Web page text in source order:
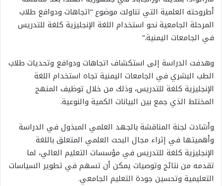
أطروحته العلمية التي تناولت موضوع “اتجاهات ودوافع طلاب
المرحلة الجامعية نحو استخدام اللغة الإنجليزية كلغة للتدريس
في الجامعات اليمنية.”
وهدفت الدراسة إلى استكشاف اتجاهات ودوافع وتحديات طلاب
الطب البشري في الجامعات اليمنية تجاه استخدام اللغة
الإنجليزية كلغة للتدريس، وذلك من خلال توظيف المنهج
المختلط الذي جمع بين البيانات الكمية والنوعية.
وأشادت لجنة المناقشة بالجهد العلمي المبذول في الدراسة
وأهميتها في إثراء مجال البحث العلمي المتعلق باللغة
الإنجليزية كلغة للتدريس في مؤسسات التعليم العالي، لما
تقدمه من نتائج وتوصيات يمكن أن تسهم في تطوير السياسات
التعليمية وتحسين جودة التعليم الجامعي.